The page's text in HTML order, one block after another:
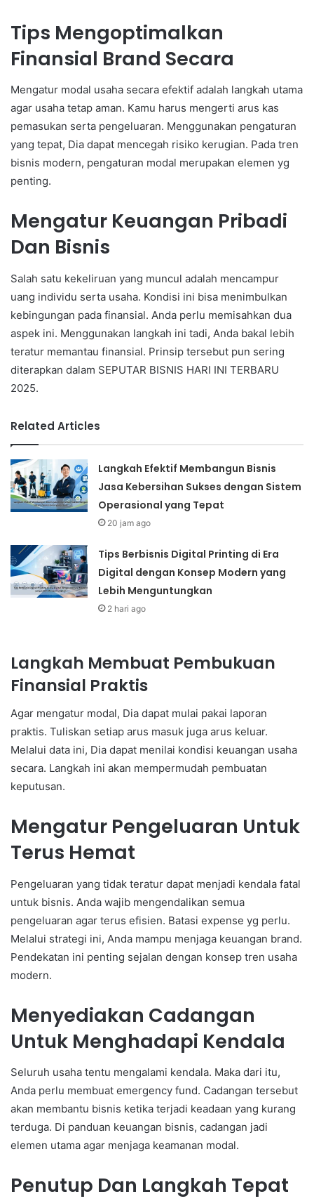
Tips Mengoptimalkan
Finansial Brand Secara
Mengatur modal usaha secara efektif adalah langkah utama
agar usaha tetap aman. Kamu harus mengerti arus kas
pemasukan serta pengeluaran. Menggunakan pengaturan
yang tepat, Dia dapat mencegah risiko kerugian. Pada tren
bisnis modern, pengaturan modal merupakan elemen yg
penting.
Mengatur Keuangan Pribadi
Dan Bisnis
Salah satu kekeliruan yang muncul adalah mencampur
uang individu serta usaha. Kondisi ini bisa menimbulkan
kebingungan pada finansial. Anda perlu memisahkan dua
aspek ini. Menggunakan langkah ini tadi, Anda bakal lebih
teratur memantau finansial. Prinsip tersebut pun sering
diterapkan dalam SEPUTAR BISNIS HARI INI TERBARU
2025.
Related Articles
Langkah Efektif Membangun Bisnis
Jasa Kebersihan Sukses dengan Sistem
Operasional yang Tepat
20 jam ago
Tips Berbisnis Digital Printing di Era
Digital dengan Konsep Modern yang
Lebih Menguntungkan
2 hari ago
Langkah Membuat Pembukuan
Finansial Praktis
Agar mengatur modal, Dia dapat mulai pakai laporan
praktis. Tuliskan setiap arus masuk juga arus keluar.
Melalui data ini, Dia dapat menilai kondisi keuangan usaha
secara. Langkah ini akan mempermudah pembuatan
keputusan.
Mengatur Pengeluaran Untuk
Terus Hemat
Pengeluaran yang tidak teratur dapat menjadi kendala fatal
untuk bisnis. Anda wajib mengendalikan semua
pengeluaran agar terus efisien. Batasi expense yg perlu.
Melalui strategi ini, Anda mampu menjaga keuangan brand.
Pendekatan ini penting sejalan dengan konsep tren usaha
modern.
Menyediakan Cadangan
Untuk Menghadapi Kendala
Seluruh usaha tentu mengalami kendala. Maka dari itu,
Anda perlu membuat emergency fund. Cadangan tersebut
akan membantu bisnis ketika terjadi keadaan yang kurang
terduga. Di panduan keuangan bisnis, cadangan jadi
elemen utama agar menjaga keamanan modal.
Penutup Dan Langkah Tepat